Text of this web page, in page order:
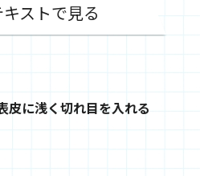
ストで見る
皮に浅く切れ目を入れる